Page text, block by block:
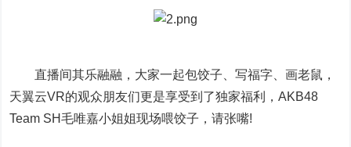
直播间其乐融融，大家一起包饺子、写福字、画老鼠，
天翼云VR的观众朋友们更是享受到了独家福利，AKB48
Team SH毛唯嘉小姐姐现场喂饺子，请张嘴!